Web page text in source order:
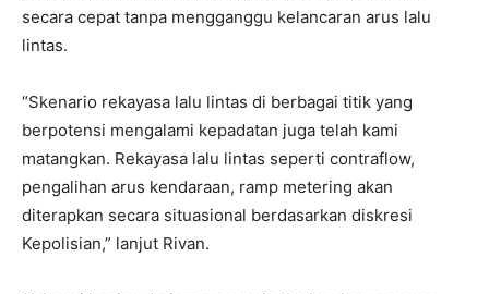
secara cepat tanpa mengganggu kelancaran arus lalu
lintas.
“Skenario rekayasa lalu lintas di berbagai titik yang
berpotensi mengalami kepadatan juga telah kami
matangkan. Rekayasa lalu lintas seperti contraflow,
pengalihan arus kendaraan, ramp metering akan
diterapkan secara situasional berdasarkan diskresi
Kepolisian,” lanjut Rivan.